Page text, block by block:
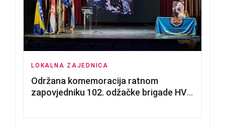
LOKALNA ZAJEDNICA
Održana komemoracija ratnom
zapovjedniku 102. odžačke brigade HVO